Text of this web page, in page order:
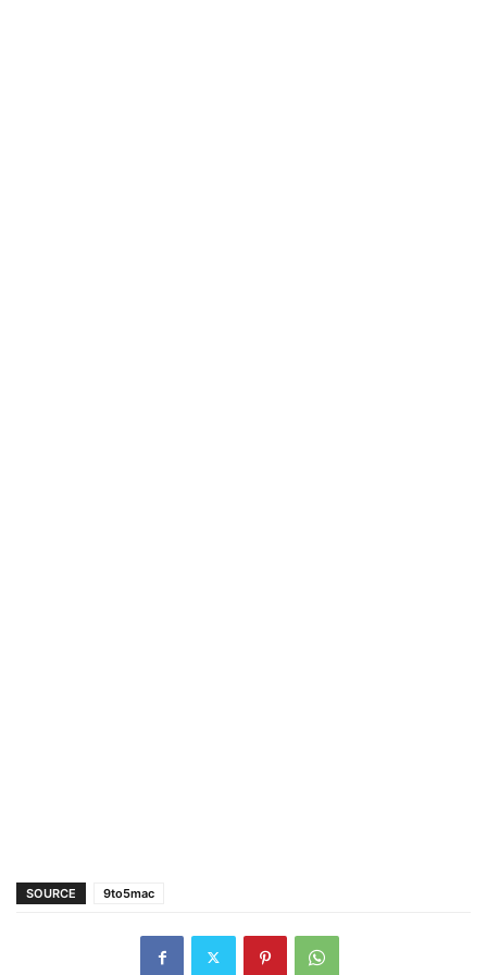
SOURCE 9to5mac